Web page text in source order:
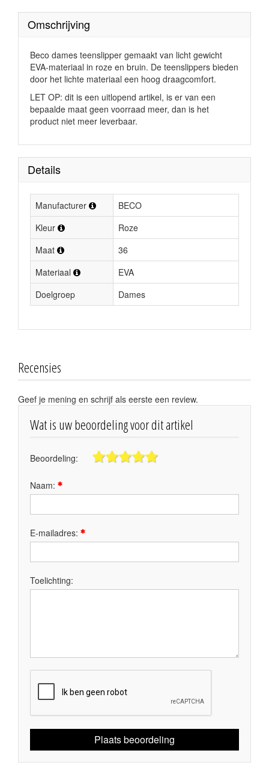
Omschrijving
Beco dames teenslipper gemaakt van licht gewicht
EVA-materiaal in roze en bruin. De teenslippers bieden
door het lichte materiaal een hoog draagcomfort.
LET OP: dit is een uitlopend artikel, is er van een
bepaalde maat geen voorraad meer, dan is het
product niet meer leverbaar.
Details
Manufacturer
BECO
Kleur
Roze
Maat
36
Materiaal
EVA
Doelgroep
Dames
Recensies
Geef je mening en schrijf als eerste een review.
Wat is uw beoordeling voor dit artikel
Beoordeling:
Naam:
E-mailadres:
Toelichting:
Plaats beoordeling